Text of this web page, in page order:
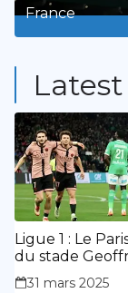
France
Latest
Ligue 1 : Le
du stade
doublé de
31 mars 2025